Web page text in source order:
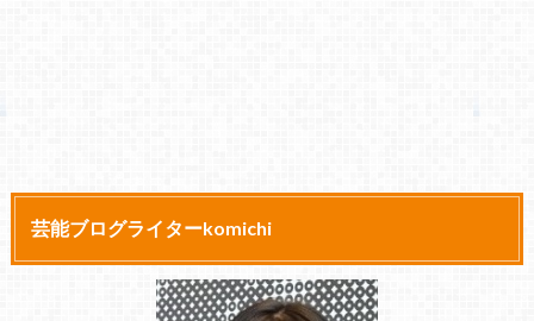
芸能ブログライターkomichi